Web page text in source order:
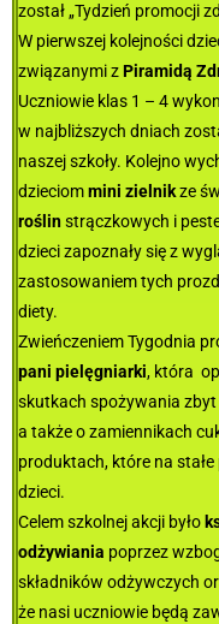
został „Tydzień promocji
W pierwszej kolejności
związanymi zPiramidą
Uczniowie klas 1 – 4
w najbliższych dniach
naszej szkoły. Kolejno
dzieciommini zielnikze
roślinstrączkowych i
dzieci zapoznały się z
zastosowaniem tych
diety.
Zwieńczeniem Tygodnia
pani pielęgniarki, która
skutkach spożywania zbyt
a także o zamiennikach
produktach, które na
dzieci.
Celem szkolnej akcji było
odżywiania poprzez
składników odżywczych
że nasi uczniowie będą